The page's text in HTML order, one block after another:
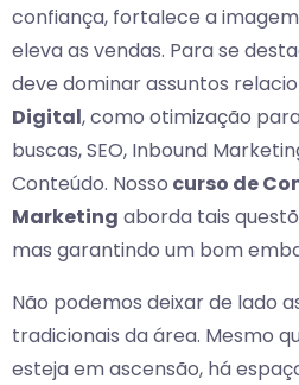
confiança, fortalece a
eleva as vendas. Para se
deve dominar assuntos
Digital, como otimização
buscas, SEO, Inbound
Conteúdo. Nosso curso de
Marketing aborda tais
mas garantindo um bom
Não podemos deixar de lado
tradicionais da área. Mesmo
esteja em ascensão, há